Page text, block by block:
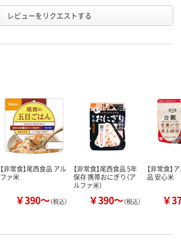
レビューをリクエストする
【非常食】尾西食品 アル
ファ米
￥390～（税込）
【非常食】尾西食品 5年
保存 携帯おにぎり（ア
ルファ米）
￥390～（税込）
【非常食】
品 安心米
￥